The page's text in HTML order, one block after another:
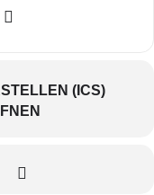
(ICS)